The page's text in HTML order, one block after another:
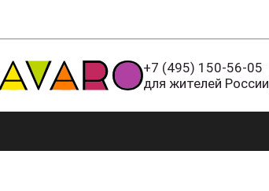
+7 (495) 150-56-05
для жителей России